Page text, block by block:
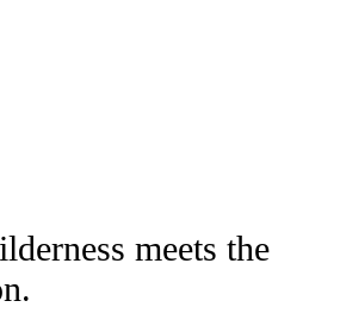
meets the